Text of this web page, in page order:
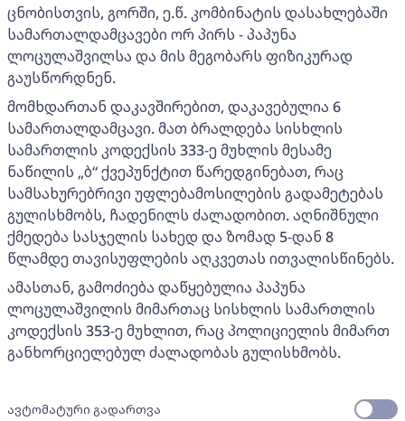
ცნობისთვის, გორში, ე.წ. კომბინატის დასახლებაში
სამართალდამცავები ორ პირს - პაპუნა
ლოცულაშვილსა და მის მეგობარს ფიზიკურად
გაუსწორდნენ.
მომხდართან დაკავშირებით, დაკავებულია 6
სამართალდამცავი. მათ ბრალდება სისხლის
სამართლის კოდექსის 333-ე მუხლის მესამე
ნაწილის „ბ“ ქვეპუნქტით წარედგინებათ, რაც
სამსახურებრივი უფლებამოსილების გადამეტებას
გულისხმობს, ჩადენილს ძალადობით. აღნიშნული
ქმედება სასჯელის სახედ და ზომად 5-დან 8
წლამდე თავისუფლების აღკვეთას ითვალისწინებს.
ამასთან, გამოძიება დაწყებულია პაპუნა
ლოცულაშვილის მიმართაც სისხლის სამართლის
კოდექსის 353-ე მუხლით, რაც პოლიციელის მიმართ
განხორციელებულ ძალადობას გულისხმობს.
ავტომატური გადართვა